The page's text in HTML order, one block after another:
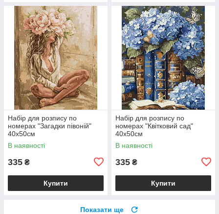
Набір для розпису по
номерах "Загадки півоній"
40х50см
В наявності
335 ₴
Купити
Набір для розпису по
номерах "Квітковий сад"
40х50см
В наявності
335 ₴
Купити
Показати ще